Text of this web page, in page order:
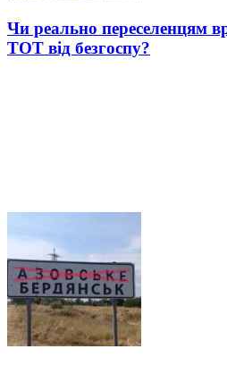
Чи реально переселенцям
ТОТ від безгоспу?